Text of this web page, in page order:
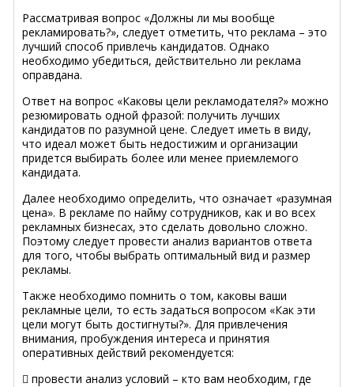
Рассматривая вопрос «Должны ли мы вообще
рекламировать?», следует отметить, что реклама – это
лучший способ привлечь кандидатов. Однако
необходимо убедиться, действительно ли реклама
оправдана.
Ответ на вопрос «Каковы цели рекламодателя?» можно
резюмировать одной фразой: получить лучших
кандидатов по разумной цене. Следует иметь в виду,
что идеал может быть недостижим и организации
придется выбирать более или менее приемлемого
кандидата.
Далее необходимо определить, что означает «разумная
цена». В рекламе по найму сотрудников, как и во всех
рекламных бизнесах, это сделать довольно сложно.
Поэтому следует провести анализ вариантов ответа
для того, чтобы выбрать оптимальный вид и размер
рекламы.
Также необходимо помнить о том, каковы ваши
рекламные цели, то есть задаться вопросом «Как эти
цели могут быть достигнуты?». Для привлечения
внимания, пробуждения интереса и принятия
оперативных действий рекомендуется:
 провести анализ условий – кто вам необходим, где